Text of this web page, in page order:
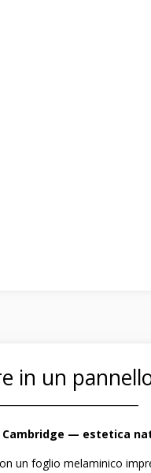
in un
— estetica
un foglio melaminico